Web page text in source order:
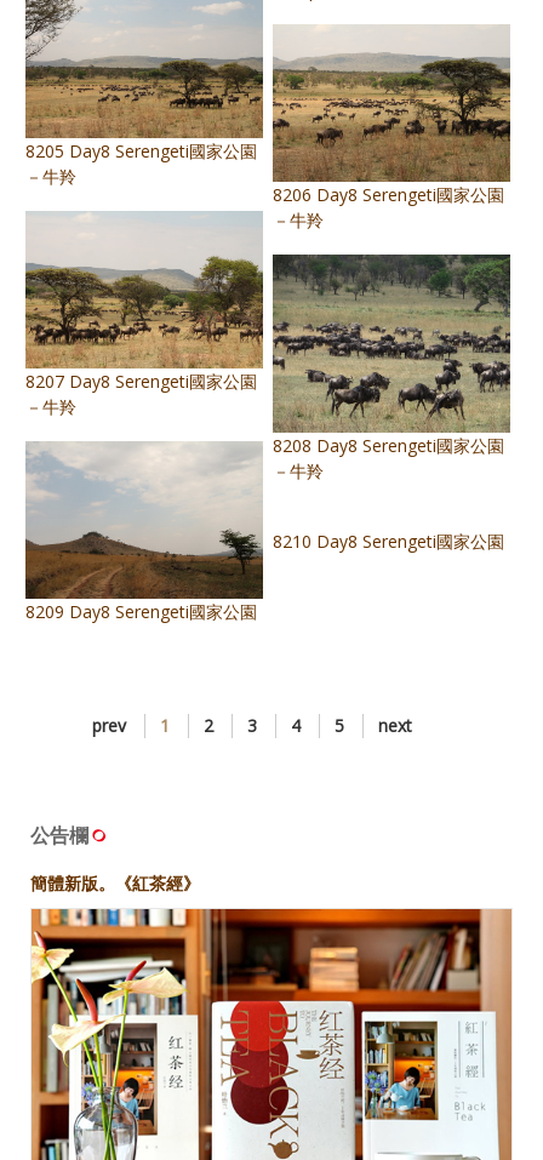
8205 Day8 Serengeti國家公園
－牛羚
8206 Day8 Serengeti國家公園
－牛羚
8207 Day8 Serengeti國家公園
－牛羚
8208 Day8 Serengeti國家公園
－牛羚
8209 Day8 Serengeti國家公園
prev 1 2 3 4 5 next
公告欄
簡體新版。《紅茶經》